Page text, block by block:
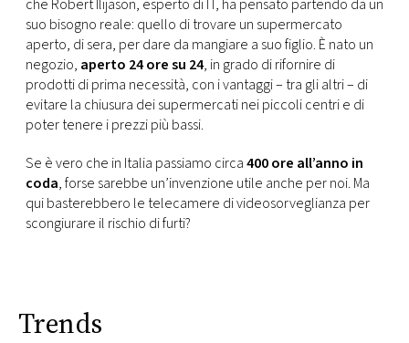
che Robert Ilijason, esperto di IT, ha pensato partendo da un
suo bisogno reale: quello di trovare un supermercato
aperto, di sera, per dare da mangiare a suo figlio. È nato un
negozio, aperto 24 ore su 24, in grado di rifornire di
prodotti di prima necessità, con i vantaggi – tra gli altri – di
evitare la chiusura dei supermercati nei piccoli centri e di
poter tenere i prezzi più bassi.
Se è vero che in Italia passiamo circa400 ore all’anno in
coda, forse sarebbe un’invenzione utile anche per noi. Ma
qui basterebbero le telecamere di videosorveglianza per
scongiurare il rischio di furti?
Trends